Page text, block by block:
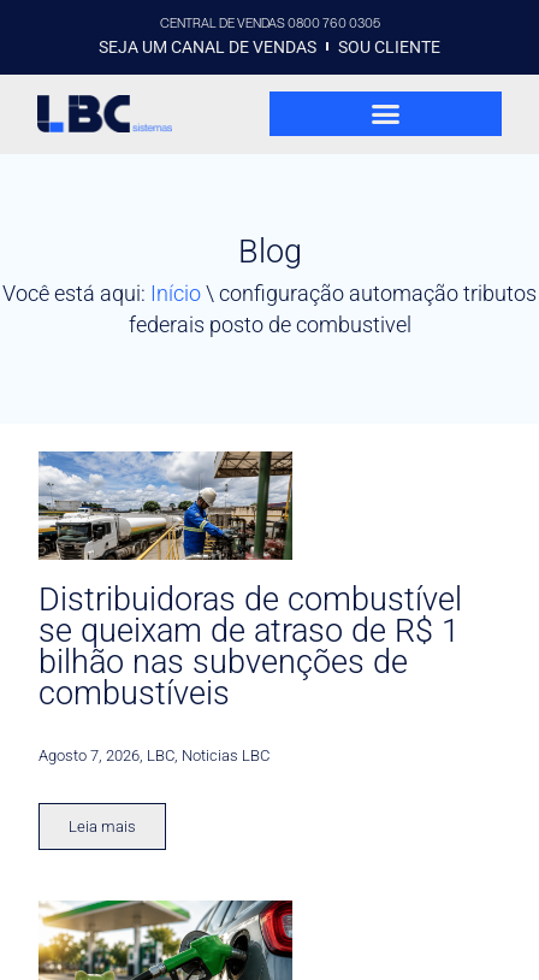
CENTRAL DE VENDAS 0800 760 0305
SEJA UM CANAL DE VENDAS SOU CLIENTE
Blog
Você está aqui: Início\ configuração automação tributos
federais posto de combustivel
Distribuidoras de combustível
se queixam de atraso de R$ 1
bilhão nas subvenções de
combustíveis
Agosto 7, 2026 LBC Noticias LBC
Leia mais